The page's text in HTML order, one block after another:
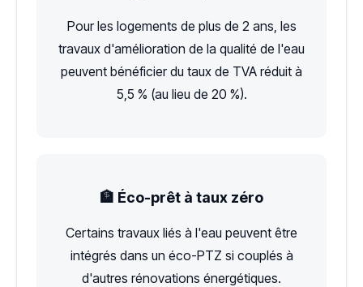
Pour les logements de plus de 2 ans, les
travaux d'amélioration de la qualité de l'eau
peuvent bénéficier du taux de TVA réduit à
5,5 % (au lieu de 20 %).
🏦 Éco-prêt à taux zéro
Certains travaux liés à l'eau peuvent être
intégrés dans un éco-PTZ si couplés à
d'autres rénovations énergétiques.